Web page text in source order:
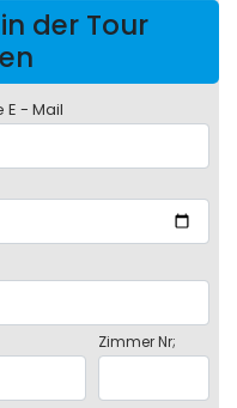
der Tour
E - Mail
Zimmer Nr;